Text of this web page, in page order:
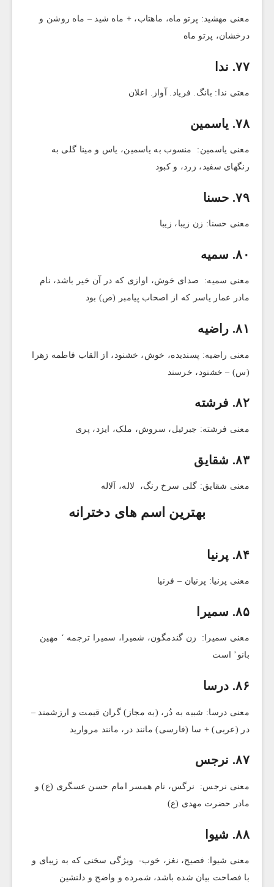
معنی مهشید: پرتو ماه، ماهتاب، + ماه شید – ماه روشن و
درخشان، پرتو ماه
۷۷. ندا
معتی ندا: بانگ. فریاد. آواز. اعلان
۷۸. یاسمین
معنی یاسمین: منسوب به یاسمین، یاس و مینا گلی به
رنگهای سفید، زرد، و کبود
۷۹. حسنا
معنی حسنا: زن زیبا، زیبا
۸۰. سمیه
معنی سمیه: صدای خوش، اوازی که در آن خیر باشد، نام
مادر عمار یاسر که از اصحاب پیامبر (ص) بود
۸۱. راضیه
معنی راضیه: پسندیده، خوش، خشنود، از القاب فاطمه زهرا
(س) – خشنود، خرسند
۸۲. فرشته
معنی فرشته: جبرئیل، سروش، ملک، ایزد، پری
۸۳. شقایق
معنی شقایق: گلی سرخ رنگ، لاله، آلاله
بهترین اسم های دخترانه
۸۴. پرنیا
معنی پرنیا: پرنیان – فرنیا
۸۵. سمیرا
معنی سمیرا: زن گندمگون، شمیرا، سمیرا ترجمه ‘ مهین
بانو’ است
۸۶. درسا
معنی درسا: شبیه به دُر، (به مجاز) گران قیمت و ارزشمند –
در (عربی) + سا (فارسی) مانند در، مانند مروارید
۸۷. نرجس
معنی نرجس: نرگس، نام همسر امام حسن عسگری (ع) و
مادر حضرت مهدی (ع)
۸۸. شیوا
معنی شیوا: فصیح، نغز، خوب- ویژگی سخنی که به زیبای و
با فصاحت بیان شده باشد، شمرده و واضح و دلنشین